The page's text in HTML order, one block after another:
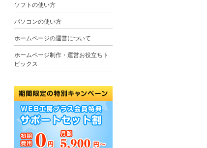
ソフトの使い方
パソコンの使い方
ホームページの運営について
ホームページ制作・運営お役立ちト
ピックス